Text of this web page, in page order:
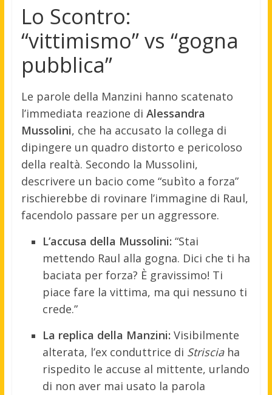
Lo Scontro:
“vittimismo” vs “gogna
pubblica”
Le parole della Manzini hanno scatenato
l’immediata reazione di Alessandra
Mussolini, che ha accusato la collega di
dipingere un quadro distorto e pericoloso
della realtà. Secondo la Mussolini,
descrivere un bacio come “subìto a forza”
rischierebbe di rovinare l’immagine di Raul,
facendolo passare per un aggressore.
L’accusa della Mussolini: “Stai
mettendo Raul alla gogna. Dici che ti ha
baciata per forza? È gravissimo! Ti
piace fare la vittima, ma qui nessuno ti
crede.”
La replica della Manzini: Visibilmente
alterata, l’ex conduttrice di Strisciaha
rispedito le accuse al mittente, urlando
di non aver mai usato la parola